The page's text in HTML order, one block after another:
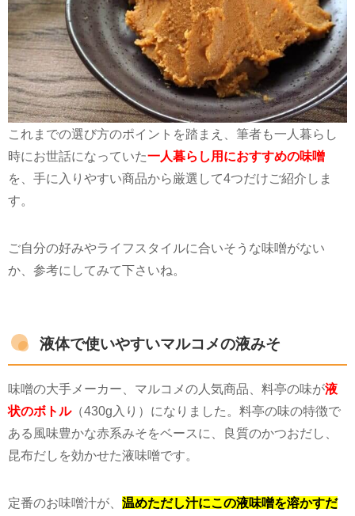
これまでの選び方のポイントを踏まえ、筆者も一人暮らし
時にお世話になっていた一人暮らし用におすすめの味噌
を、手に入りやすい商品から厳選して4つだけご紹介しま
す。
ご自分の好みやライフスタイルに合いそうな味噌がない
か、参考にしてみて下さいね。
液体で使いやすいマルコメの液みそ
味噌の大手メーカー、マルコメの人気商品、料亭の味が液
状のボトル（430g入り）になりました。料亭の味の特徴で
ある風味豊かな赤系みそをベースに、良質のかつおだし、
昆布だしを効かせた液味噌です。
定番のお味噌汁が、 温めただし汁にこの液味噌を溶かすだ